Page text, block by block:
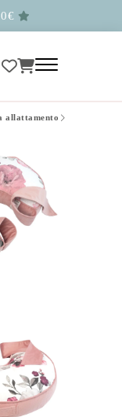
allattamento